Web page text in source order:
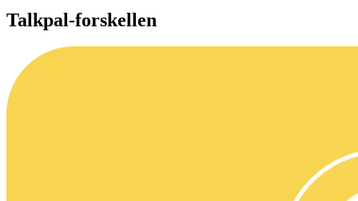
Talkpal-forskellen